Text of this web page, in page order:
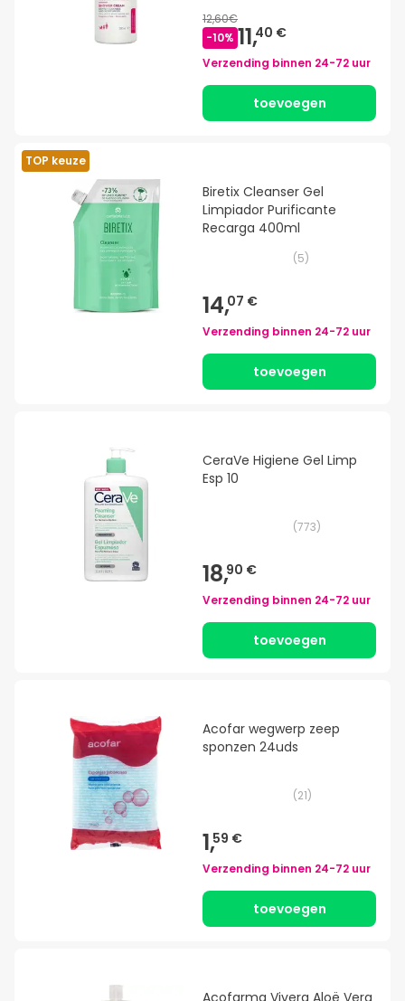
12,60€
-10% 11,40 €
Verzending binnen 24-72 uur
toevoegen
TOP keuze
Biretix Cleanser Gel
Limpiador Purificante
Recarga 400ml
(5)
14,07 €
Verzending binnen 24-72 uur
toevoegen
CeraVe Higiene Gel Limp
Esp 10
(773)
18,90 €
Verzending binnen 24-72 uur
toevoegen
Acofar wegwerp zeep
sponzen 24uds
(21)
1,59 €
Verzending binnen 24-72 uur
toevoegen
Acofarma Vivera Aloë Vera